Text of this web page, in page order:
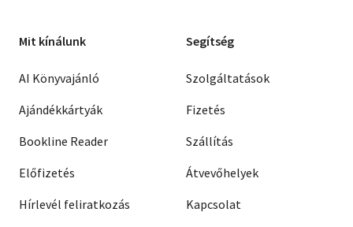
Mit kínálunk
AI Könyvajánló
Ajándékkártyák
Bookline Reader
Előfizetés
Hírlevél feliratkozás
Segítség
Szolgáltatások
Fizetés
Szállítás
Átvevőhelyek
Kapcsolat